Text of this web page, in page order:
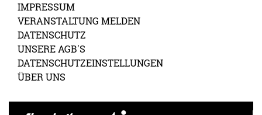
IMPRESSUM
VERANSTALTUNG MELDEN
DATENSCHUTZ
UNSERE AGB'S
DATENSCHUTZEINSTELLUNGEN
ÜBER UNS